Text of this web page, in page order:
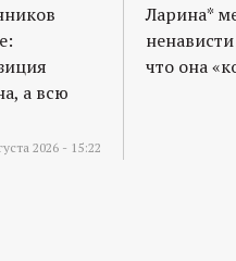
а всю
2026 - 15:22
Ларина*
что она